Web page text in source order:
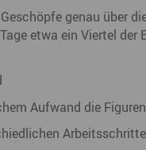
genau über
etwa ein Viertel
Aufwand die